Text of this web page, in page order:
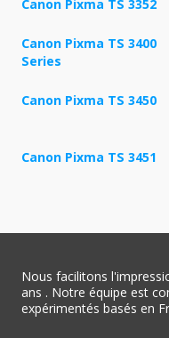
Canon Pixma TS 3352
Canon Pixma TS 3400
Series
Canon Pixma TS 3450
Canon Pixma TS 3451
Nous facilitons
ans . Notre équipe est
expérimentés basés en